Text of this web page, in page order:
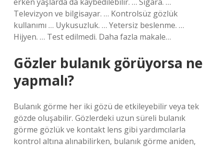
Televizyon ve bilgisayar. … Kontrolsüz gözlük
kullanımı … Uykusuzluk. … Yetersiz beslenme. …
Hijyen. … Test edilmedi. Daha fazla makale…
Gözler bulanık görüyorsa ne
yapmalı?
Bulanık görme her iki gözü de etkileyebilir veya tek
gözde oluşabilir. Gözlerdeki uzun süreli bulanık
görme gözlük ve kontakt lens gibi yardımcılarla
kontrol altına alınabilirken, bulanık görme aniden,